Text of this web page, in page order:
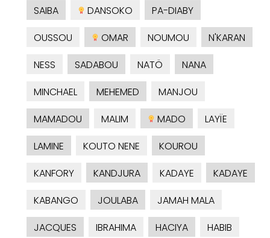
SAIBA
DANSOKO
PA-DIABY
OUSSOU
OMAR NOUMOU
N'KARAN
NESS
SADABOU NATÖ
NANA
MINCHAEL
MEHEMED
MANJOU
MAMADOU
MALIM MADO
LAYÏE
LAMINE
KOUTO NENE
KOUROU
KANFORY
KANDJURA KADAYE
KADAYE
KABANGO
JOULABA
JAMAH MALA
JACQUES
IBRAHIMA HACIYA
HABIB